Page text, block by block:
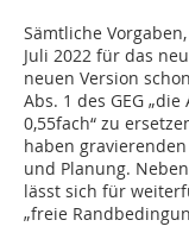
Sämtliche
Juli 2022 für das
neuen Version
Abs. 1 des GEG
0,55fach“ zu
haben
und Planung.
lässt sich für
„freie